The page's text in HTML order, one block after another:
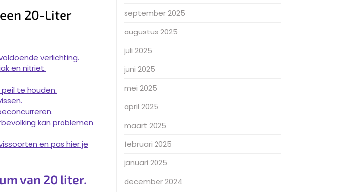
20-Liter
verlichting.
en nitriet.
te houden.
kan problemen
en pas hier je
van 20 liter.
september 2025
augustus 2025
juli 2025
juni 2025
mei 2025
april 2025
maart 2025
februari 2025
januari 2025
december 2024